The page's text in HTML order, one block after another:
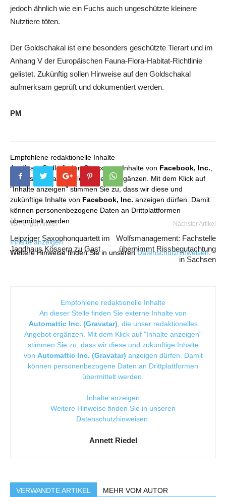
jedoch ähnlich wie ein Fuchs auch ungeschützte kleinere
Nutztiere töten.
Der Goldschakal ist eine besonders geschützte Tierart und im
Anhang V der Europäischen Fauna-Flora-Habitat-Richtlinie
gelistet. Zukünftig sollen Hinweise auf den Goldschakal
aufmerksam geprüft und dokumentiert werden.
PM
Empfohlene redaktionelle Inhalte
An dieser Stelle finden Sie externe Inhalte von Facebook, Inc.
die unser redaktionelles Angebot ergänzen. Mit dem Klick auf
"Inhalte anzeigen" stimmen Sie zu, dass wir diese und
zukünftige Inhalte von Facebook, Inc. anzeigen dürfen. Damit
können personenbezogene Daten an Drittplattformen
übermittelt werden.
Inhalte anzeigen
Weitere Hinweise finden Sie in unserenDatenschutzhinweisen.
Vorheriger Artikel
Leipziger Saxophonquartett im
Jagdhaus Kössern zu Gast
Nächster Artikel
Wolfsmanagement: Fachstelle
übernimmt Rissbegutachtung
in Sachsen
Empfohlene redaktionelle Inhalte
An dieser Stelle finden Sie externe Inhalte von
Automattic Inc. (Gravatar) , die unser redaktionelles
Angebot ergänzen. Mit dem Klick auf "Inhalte anzeigen"
stimmen Sie zu, dass wir diese und zukünftige Inhalte
von Automattic Inc. (Gravatar) anzeigen dürfen. Damit
können personenbezogene Daten an Drittplattformen
übermittelt werden.
Inhalte anzeigen
Weitere Hinweise finden Sie in unseren
Datenschutzhinweisen
Annett Riedel
VERWANDTE ARTIKEL MEHR VOM AUTOR